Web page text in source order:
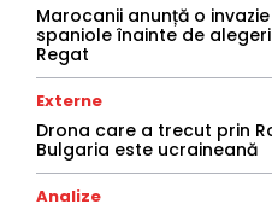
Marocanii anunță o
spaniole înainte de
Regat
Externe
Drona care a trecut prin
Bulgaria este ucraineană
Analize